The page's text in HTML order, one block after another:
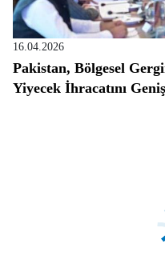
16.04.2026
Pakistan, Bölgesel
Yiyecek İhracatını